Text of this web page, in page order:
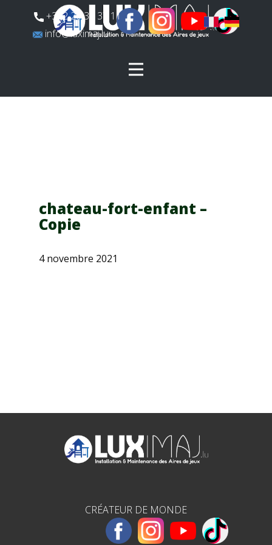
​+352 26 31 37 11
​info@luximaj.lu
chateau-fort-enfant –
Copie
4 novembre 2021
CRÉATEUR DE MONDE